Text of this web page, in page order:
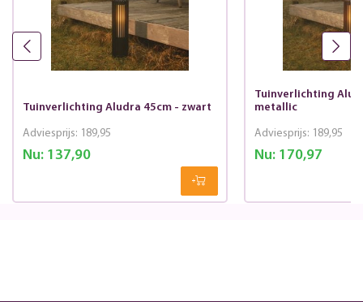
Tuinverlichting Aludra 45cm - zwart
Nu:137,90
Adviesprijs: 189,95
Tuinverlichting
metallic
Nu:170,97
Adviesprijs: 189,95